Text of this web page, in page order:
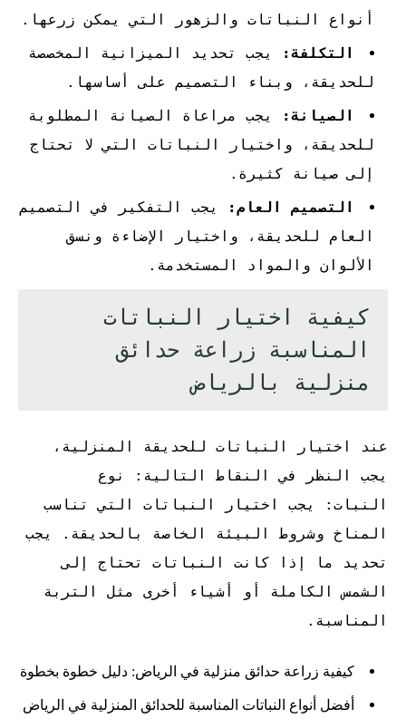
أنواع النباتات والزهور التي يمكن زرعها.
التكلفة:
يجب تحديد الميزانية المخصصة
للحديقة، وبناء التصميم على أساسها.
الصيانة:
يجب مراعاة الصيانة المطلوبة
للحديقة، واختيار النباتات التي لا تحتاج
إلى صيانة كثيرة.
التصميم العام:
يجب التفكير في التصميم
العام للحديقة، واختيار الإضاءة ونسق
الألوان والمواد المستخدمة.
كيفية اختيار النباتات
المناسبة زراعة حدائق
منزلية بالرياض
عند اختيار النباتات للحديقة المنزلية،
يجب النظر في النقاط التالية: نوع
النبات: يجب اختيار النباتات التي تناسب
المناخ وشروط البيئة الخاصة بالحديقة. يجب
تحديد ما إذا كانت النباتات تحتاج إلى
الشمس الكاملة أو أشياء أخرى مثل التربة
المناسبة.
كيفية زراعة حدائق منزلية في الرياض: دليل خطوة بخطوة
أفضل أنواع النباتات المناسبة للحدائق المنزلية في الرياض